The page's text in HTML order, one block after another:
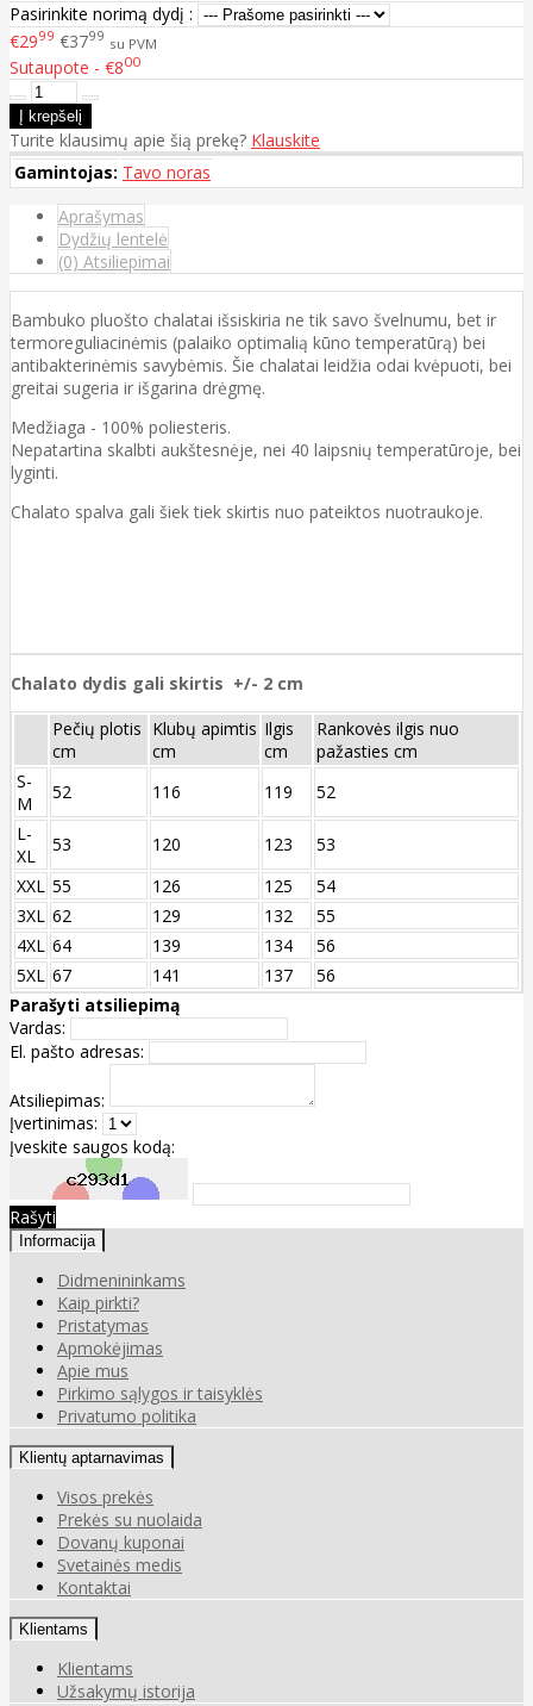
Pasirinkite norimą dydį :
€2999 €3799 su PVM
Sutaupote - €800
Turite klausimų apie šią prekę? Klauskite
Gamintojas: Tavo noras
Aprašymas
Dydžių lentelė
(0) Atsiliepimai
Bambuko pluošto chalatai išsiskiria ne tik savo švelnumu, bet ir
termoreguliacinėmis (palaiko optimalią kūno temperatūrą) bei
antibakterinėmis savybėmis. Šie chalatai leidžia odai kvėpuoti, bei
greitai sugeria ir išgarina drėgmę.
Medžiaga - 100% poliesteris.
Nepatartina skalbti aukštesnėje, nei 40 laipsnių temperatūroje, bei
lyginti.
Chalato spalva gali šiek tiek skirtis nuo pateiktos nuotraukoje.
Chalato dydis gali skirtis +/- 2 cm
Pečių plotis
cm
Klubų apimtis
cm
Ilgis
cm
Rankovės ilgis nuo
pažasties cm
S-
M
52 116 119
52
L-
XL
53 120 123
53
XXL 55 126 125
54
3XL 62 129 132
55
4XL 64 139 134
56
5XL 67 141 137
56
Parašyti atsiliepimą
Vardas:
El. pašto adresas:
Atsiliepimas:
Įvertinimas:
Įveskite saugos kodą:
Rašyti
Informacija
Didmenininkams
Kaip pirkti?
Pristatymas
Apmokėjimas
Apie mus
Pirkimo sąlygos ir taisyklės
Privatumo politika
Klientų aptarnavimas
Visos prekės
Prekės su nuolaida
Dovanų kuponai
Svetainės medis
Kontaktai
Klientams
Klientams
Užsakymų istorija